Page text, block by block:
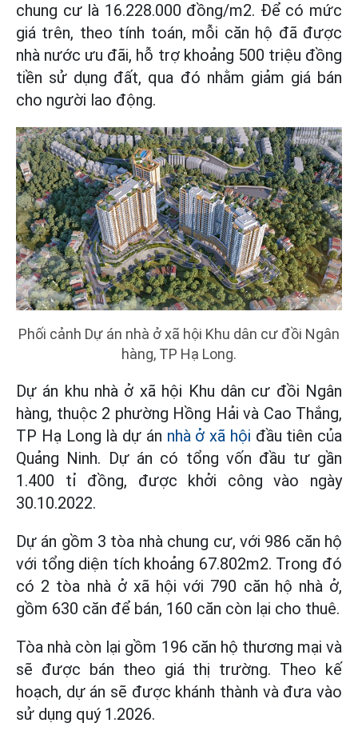
chung cư là 16.228.000 đồng/m2. Để có mức
giá trên, theo tính toán, mỗi căn hộ đã được
nhà nước ưu đãi, hỗ trợ khoảng 500 triệu đồng
tiền sử dụng đất, qua đó nhằm giảm giá bán
cho người lao động.
Phối cảnh Dự án nhà ở xã hội Khu dân cư đồi Ngân
hàng, TP Hạ Long.
Dự án khu nhà ở xã hội Khu dân cư đồi Ngân
hàng, thuộc 2 phường Hồng Hải và Cao Thắng,
TP Hạ Long là dự án nhà ở xã hội đầu tiên của
Quảng Ninh. Dự án có tổng vốn đầu tư gần
1.400 tỉ đồng, được khởi công vào ngày
30.10.2022.
Dự án gồm 3 tòa nhà chung cư, với 986 căn hộ
với tổng diện tích khoảng 67.802m2. Trong đó
có 2 tòa nhà ở xã hội với 790 căn hộ nhà ở,
gồm 630 căn để bán, 160 căn còn lại cho thuê.
Tòa nhà còn lại gồm 196 căn hộ thương mại và
sẽ được bán theo giá thị trường. Theo kế
hoạch, dự án sẽ được khánh thành và đưa vào
sử dụng quý 1.2026.